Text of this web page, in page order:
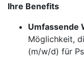
Ihre Benefits
Umfassende
Möglichkeit,
(m/w/d) für